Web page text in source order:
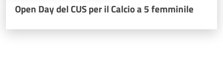
Open Day del CUS per il Calcio a 5 femminile